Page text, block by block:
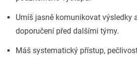
Umíš jasně komunikovat výsledky
doporučení před dalšími týmy.
Máš systematický přístup,